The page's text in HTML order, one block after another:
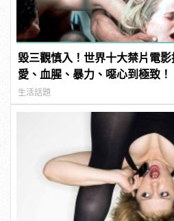
毀三觀慎入！世界十大禁片電
愛、血腥、暴力、噁心到極致！
生活話題